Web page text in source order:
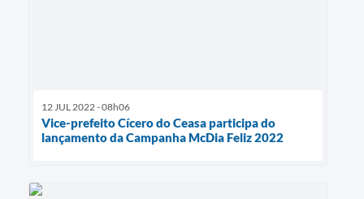
12 JUL 2022 - 08h06
Vice-prefeito Cícero do Ceasa participa do
lançamento da Campanha McDia Feliz 2022